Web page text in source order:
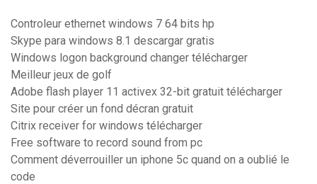
Controleur ethernet windows 7 64 bits hp
Skype para windows 8.1 descargar gratis
Windows logon background changer télécharger
Meilleur jeux de golf
Adobe flash player 11 activex 32-bit gratuit télécharger
Site pour créer un fond décran gratuit
Citrix receiver for windows télécharger
Free software to record sound from pc
Comment déverrouiller un iphone 5c quand on a oublié le
code